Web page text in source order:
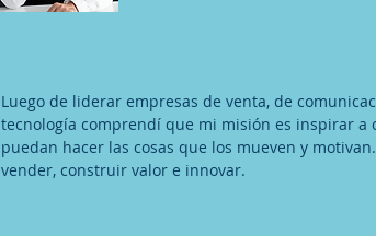
Luego de liderar empresas de venta, de
tecnología comprendí que mi misión es inspirar a
puedan hacer las cosas que los mueven y
vender, construir valor e innovar.